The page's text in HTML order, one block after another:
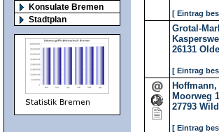
Konsulate Bremen
Stadtplan
[ Eintrag
Grotal-
26131
[ Eintrag
Hoffmann,
Moorweg
27793
[ Eintrag